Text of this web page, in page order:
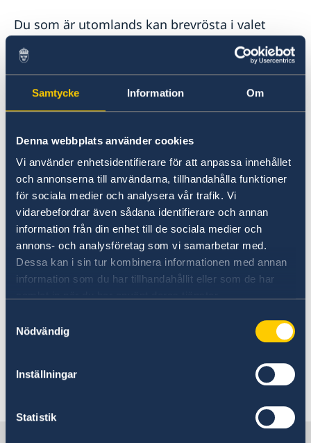
Samtycke Information Om
Denna webbplats använder cookies
Vi använder enhetsidentifierare för att anpassa innehållet
och annonserna till användarna, tillhandahålla funktioner
för sociala medier och analysera vår trafik. Vi
vidarebefordrar även sådana identifierare och annan
information från din enhet till de sociala medier och
annons- och analysföretag som vi samarbetar med.
Dessa kan i sin tur kombinera informationen med annan
information som du har tillhandahållit eller som de har
Nödvändig
Inställningar
Statistik
Allmänna säkerhetsläget
Terrorism
Naturförhållanden och katastrofer
Trafiksäkerhet
Kriminalitet och personlig säkerhet
Hälso- och sjukvård
Du som är utomlands kan brevrösta i valet
2026. Brevrösten måste skickas från utlandet
och vara framme i tid till rösträkningen. Du får
skicka den tidigast den 30 juli 2026.
Brevröstning är ett bra alternativ om du inte
kan rösta på en ambassad eller ett konsulat.
Om att brevrösta från utlandet - på
Valmyndighetens webbplats
Öppettider för röstmottagning på andra
svenska ambassader och konsulat i nära
anslutning till Guinea-Bissau:
Rösta i Portugal - Sweden Abroad